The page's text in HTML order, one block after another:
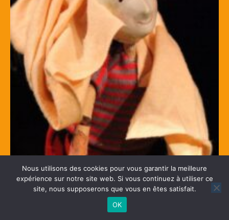
Nous utilisons des cookies pour vous garantir la meilleure
expérience sur notre site web. Si vous continuez à utiliser ce
site, nous supposerons que vous en êtes satisfait.
OK